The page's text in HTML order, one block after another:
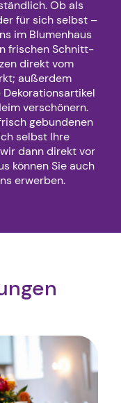
Ob als
für sich selbst –
im Blumenhaus
frischen Schnitt-
direkt vom
außerdem
verschönern.
gebundenen
selbst Ihre
dann direkt vor
können Sie auch
erwerben.